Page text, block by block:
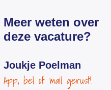
Meer weten over
deze vacature?
Joukje Poelman
App, bel of mail gerust!